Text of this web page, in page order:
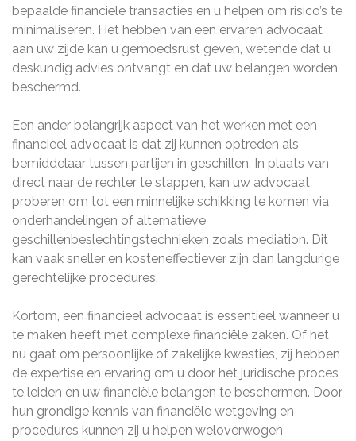
bepaalde financiële transacties en u helpen om risico’s te
minimaliseren. Het hebben van een ervaren advocaat
aan uw zijde kan u gemoedsrust geven, wetende dat u
deskundig advies ontvangt en dat uw belangen worden
beschermd.
Een ander belangrijk aspect van het werken met een
financieel advocaat is dat zij kunnen optreden als
bemiddelaar tussen partijen in geschillen. In plaats van
direct naar de rechter te stappen, kan uw advocaat
proberen om tot een minnelijke schikking te komen via
onderhandelingen of alternatieve
geschillenbeslechtingstechnieken zoals mediation. Dit
kan vaak sneller en kosteneffectiever zijn dan langdurige
gerechtelijke procedures.
Kortom, een financieel advocaat is essentieel wanneer u
te maken heeft met complexe financiële zaken. Of het
nu gaat om persoonlijke of zakelijke kwesties, zij hebben
de expertise en ervaring om u door het juridische proces
te leiden en uw financiële belangen te beschermen. Door
hun grondige kennis van financiële wetgeving en
procedures kunnen zij u helpen weloverwogen